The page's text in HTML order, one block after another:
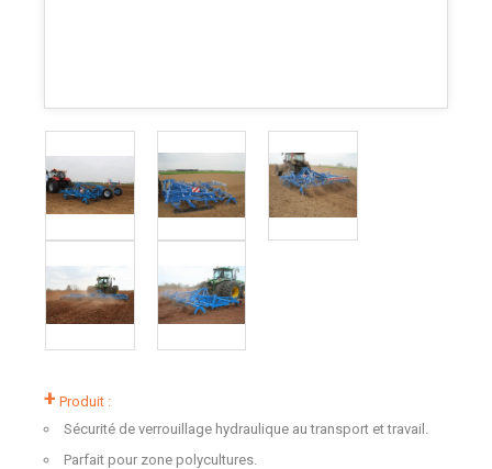
+ Produit :
Sécurité de verrouillage hydraulique au transport et travail.
Parfait pour zone polycultures.